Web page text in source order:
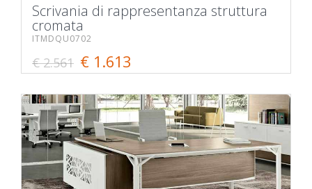
Scrivania di rappresentanza struttura
cromata
ITMDQU0702
€ 2.561 € 1.613